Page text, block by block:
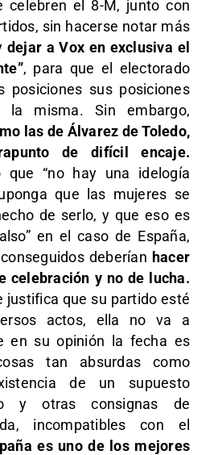
celebren el 8-M, junto con
sin hacerse notar más
dejar a Vox en exclusiva el
, para que el electorado
posiciones sus posiciones
misma. Sin embargo,
las de Álvarez de Toledo,
de difícil encaje.
que “no hay una idelogía
que las mujeres se
de serlo, y que eso es
en el caso de España,
deberían hacer
celebración y no de lucha.
justifica que su partido esté
actos, ella no va a
en su opinión la fecha es
tan absurdas como
de un supuesto
y otras consignas de
incompatibles con el
es uno de los mejores